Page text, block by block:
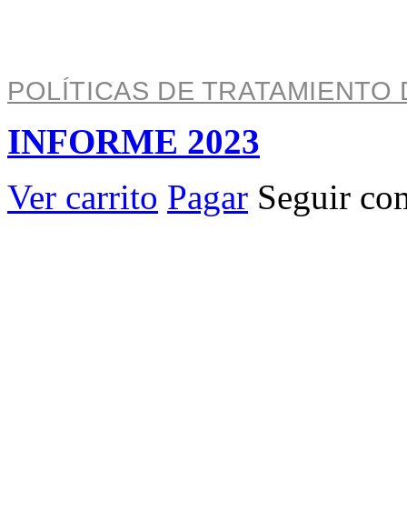
POLÍTICAS DE TRATAMIENTO
INFORME 2023
Ver carrito Pagar Seguir